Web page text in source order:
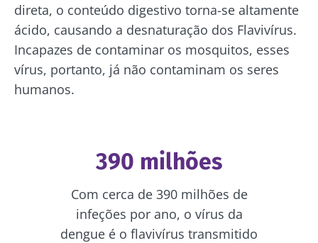
direta, o conteúdo digestivo torna-se altamente
ácido, causando a desnaturação dos Flavivírus.
Incapazes de contaminar os mosquitos, esses
vírus, portanto, já não contaminam os seres
humanos.
390 milhões
Com cerca de 390 milhões de
infeções por ano, o vírus da
dengue é o flavivírus transmitido